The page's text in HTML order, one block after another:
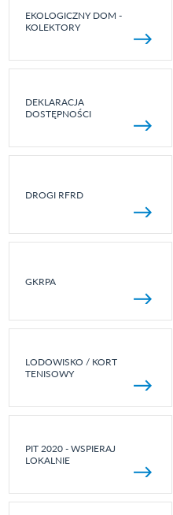
EKOLOGICZNY DOM -
KOLEKTORY
DEKLARACJA
DOSTĘPNOŚCI
DROGI RFRD
GKRPA
LODOWISKO / KORT
TENISOWY
PIT 2020 - WSPIERAJ
LOKALNIE